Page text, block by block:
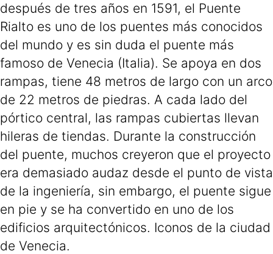
después de tres años en 1591, el Puente
Rialto es uno de los puentes más conocidos
del mundo y es sin duda el puente más
famoso de Venecia (Italia). Se apoya en dos
rampas, tiene 48 metros de largo con un arco
de 22 metros de piedras. A cada lado del
pórtico central, las rampas cubiertas llevan
hileras de tiendas. Durante la construcción
del puente, muchos creyeron que el proyecto
era demasiado audaz desde el punto de vista
de la ingeniería, sin embargo, el puente sigue
en pie y se ha convertido en uno de los
edificios arquitectónicos. Iconos de la ciudad
de Venecia.